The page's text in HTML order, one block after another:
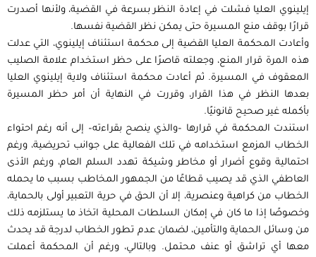
إيلينوي العليا فشلت في إعادة النظر بسرعة في القضية، ولأنها أصدرت
قرارًا بوقف منع المسيرة حتى يمكن نظر القضية نفسها.
وأعادت المحكمة العليا القضية إلى محكمة استئناف إيلينوي، التي عدلت
هذه المرة قرار المنع، وجعلته قاصرًا على حظر استخدام علامة الصليب
المعقوف في المسيرة. ثم أعادت محكمة استئناف ولاية إيلينوي العليا
بعدها النظر في هذا القرار، وقررت في النهاية أن أمر حظر المسيرة
بأكمله غير صحيح قانونيًا.
استندت المحكمة في قرارها –والذي ينصح بقراءته– إلى أنه رغم احتواء
الخطاب المزمع استخدامه في تلك الفعالية على جوانب تحريضية، ورغم
احتمالية وقوع أضرار أو مخاطر وشيكة تهدد السلم العام، ورغم الأذى
العاطفي الذي قد يصيب قطاعًا من الجمهور المخاطب بسبب ما يحمله
الخطاب من كراهية وعنصرية، إلا أن الحق في حرية التعبير أولى بالحماية،
وخصوصًا إذا ما كان في إمكان السلطات المحلية اتخاذ ما يستلزمه ذلك
من وسائل الحماية والتأمين، لضمان عدم تطور الخطاب لدرجة قد يحدث
معها أي تراشق أو عنف محتمل. وبالتالي، ورغم أن المحكمة أعملت